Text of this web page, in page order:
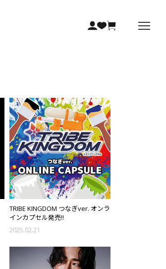
TRIBE KINGDOM つなぎver. オンラ
インカプセル発売!!
2025.02.21